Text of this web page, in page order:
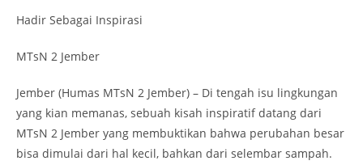
Hadir Sebagai Inspirasi
MTsN 2 Jember
Jember (Humas MTsN 2 Jember) – Di tengah isu lingkungan
yang kian memanas, sebuah kisah inspiratif datang dari
MTsN 2 Jember yang membuktikan bahwa perubahan besar
bisa dimulai dari hal kecil, bahkan dari selembar sampah.